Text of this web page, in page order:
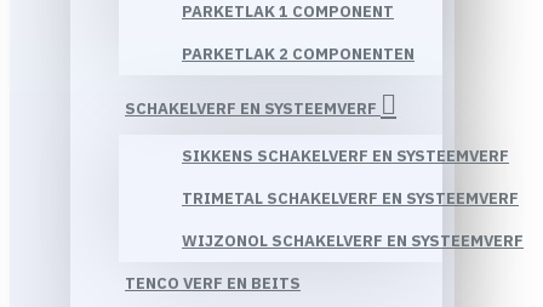
PARKETLAK 1 COMPONENT
PARKETLAK 2 COMPONENTEN
SCHAKELVERF EN SYSTEEMVERF
SIKKENS SCHAKELVERF EN SYSTEEMVERF
TRIMETAL SCHAKELVERF EN SYSTEEMVERF
WIJZONOL SCHAKELVERF EN SYSTEEMVERF
TENCO VERF EN BEITS